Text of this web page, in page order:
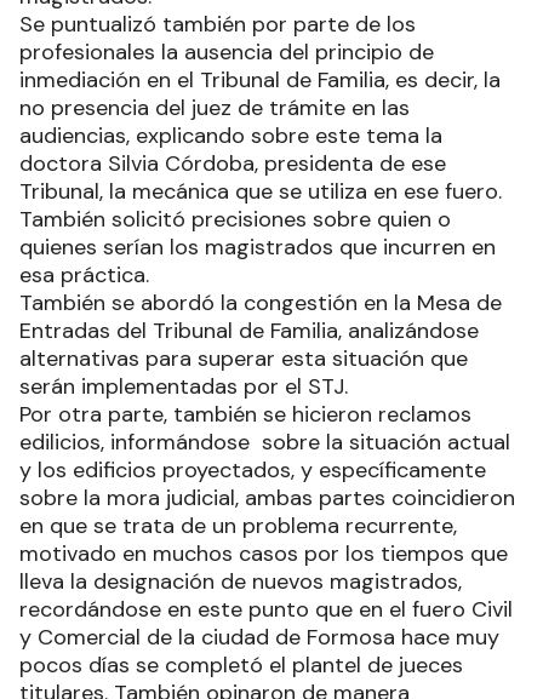
Se puntualizó también por parte de los
profesionales la ausencia del principio de
inmediación en el Tribunal de Familia, es decir, la
no presencia del juez de trámite en las
audiencias, explicando sobre este tema la
doctora Silvia Córdoba, presidenta de ese
Tribunal, la mecánica que se utiliza en ese fuero.
También solicitó precisiones sobre quien o
quienes serían los magistrados que incurren en
esa práctica.
También se abordó la congestión en la Mesa de
Entradas del Tribunal de Familia, analizándose
alternativas para superar esta situación que
serán implementadas por el STJ.
Por otra parte, también se hicieron reclamos
edilicios, informándose sobre la situación actual
y los edificios proyectados, y específicamente
sobre la mora judicial, ambas partes coincidieron
en que se trata de un problema recurrente,
motivado en muchos casos por los tiempos que
lleva la designación de nuevos magistrados,
recordándose en este punto que en el fuero Civil
y Comercial de la ciudad de Formosa hace muy
pocos días se completó el plantel de jueces
titulares. También opinaron de manera